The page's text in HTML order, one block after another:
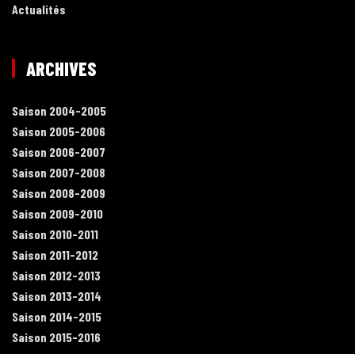
Actualités
ARCHIVES
Saison 2004-2005
Saison 2005-2006
Saison 2006-2007
Saison 2007-2008
Saison 2008-2009
Saison 2009-2010
Saison 2010-2011
Saison 2011-2012
Saison 2012-2013
Saison 2013-2014
Saison 2014-2015
Saison 2015-2016